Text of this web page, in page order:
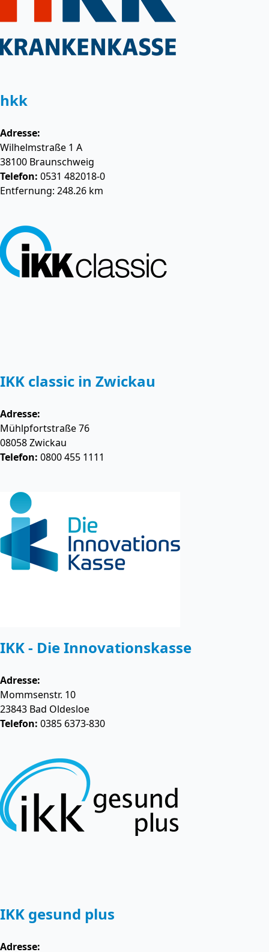
hkk
Adresse:
Wilhelmstraße 1 A
38100 Braunschweig
Telefon: 0531 482018-0
Entfernung: 248.26 km
IKK classic in Zwickau
Adresse:
Mühlpfortstraße 76
08058Zwickau
Telefon: 0800 455 1111
IKK - Die Innovationskasse
Adresse:
Mommsenstr. 10
23843 Bad Oldesloe
Telefon: 0385 6373-830
IKK gesund plus
Adresse: